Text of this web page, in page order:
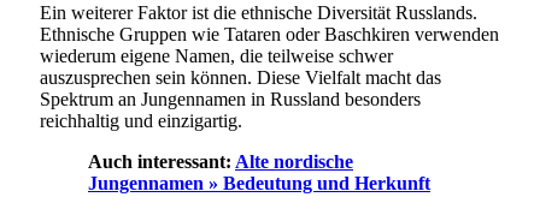
Ein weiterer Faktor ist die ethnische Diversität Russlands.
Ethnische Gruppen wie Tataren oder Baschkiren verwenden
wiederum eigene Namen, die teilweise schwer
auszusprechen sein können. Diese Vielfalt macht das
Spektrum an Jungennamen in Russland besonders
reichhaltig und einzigartig.
Auch interessant: Alte nordische
Jungennamen » Bedeutung und Herkunft